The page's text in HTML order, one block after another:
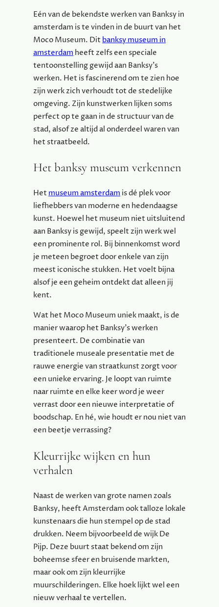
Eén van de bekendste werken van Banksy in
amsterdam is te vinden in de buurt van het
Moco Museum. Dit banksy museum in
amsterdam heeft zelfs een speciale
tentoonstelling gewijd aan Banksy’s
werken. Het is fascinerend om te zien hoe
zijn werk zich verhoudt tot de stedelijke
omgeving. Zijn kunstwerken lijken soms
perfect op te gaan in de structuur van de
stad, alsof ze altijd al onderdeel waren van
het straatbeeld.
Het banksy museum verkennen
Het museum amsterdam is dé plek voor
liefhebbers van moderne en hedendaagse
kunst. Hoewel het museum niet uitsluitend
aan Banksy is gewijd, speelt zijn werk wel
een prominente rol. Bij binnenkomst word
je meteen begroet door enkele van zijn
meest iconische stukken. Het voelt bijna
alsof je een geheim ontdekt dat alleen jij
kent.
Wat het Moco Museum uniek maakt, is de
manier waarop het Banksy’s werken
presenteert. De combinatie van
traditionele museale presentatie met de
rauwe energie van straatkunst zorgt voor
een unieke ervaring. Je loopt van ruimte
naar ruimte en elke keer word je weer
verrast door een nieuwe interpretatie of
boodschap. En hé, wie houdt er nou niet van
een beetje verrassing?
Kleurrijke wijken en hun
verhalen
Naast de werken van grote namen zoals
Banksy, heeft Amsterdam ook talloze lokale
kunstenaars die hun stempel op de stad
drukken. Neem bijvoorbeeld de wijk De
Pijp. Deze buurt staat bekend om zijn
boheemse sfeer en bruisende markten,
maar ook om zijn kleurrijke
muurschilderingen. Elke hoek lijkt wel een
nieuw verhaal te vertellen.